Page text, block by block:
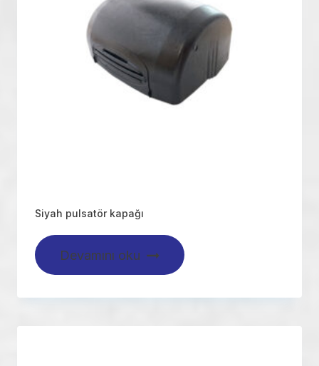
Siyah pulsatör kapağı
Devamını oku